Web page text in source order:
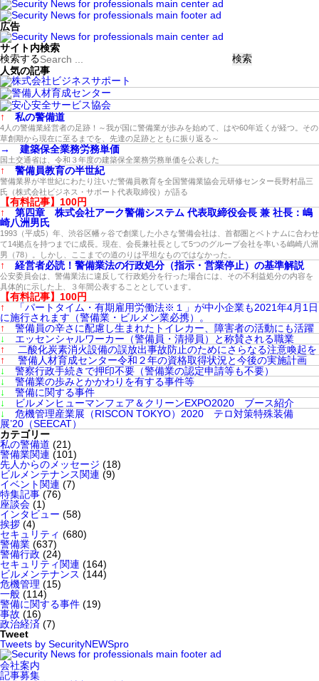
広告
サイト内検索
検索する
人気の記事
↑ 私の警備道
4人の警備業経営者の足跡！～我が国に警備業が歩みを始めて、はや60年近くが経つ。その
草創期から現在に至るまでを、先達の足跡とともに振り返る～
→ 建築保全業務労務単価
国土交通省は、令和３年度の建築保全業務労務単価を公表した
↑ 警備員教育の半世紀
警備業界が半世紀にわたり注いだ警備員教育を全国警備業協会元研修センター長野村晶三
氏（株式会社ビジネス・サポート代表取締役）が語る
【有料記事】100円
↑
第四章 株式会社アーク警備システム 代表取締役会長 兼 社長：嶋
崎八洲男氏
1993（平成5）年、渋谷区幡ヶ谷で創業した小さな警備会社は、首都圏とベトナムに合わせ
て14拠点を持つまでに成長。現在、会長兼社長として5つのグループ会社を率いる嶋崎八洲
男（78）。しかし、ここまでの道のりは平坦なものではなかった。
↑ 経営者必読！警備業法の行政処分（指示・営業停止）の基準解説
公安委員会は、警備業法に違反して行政処分を行った場合には、その不利益処分の内容を
具体的に示した上、３年間公表することとしています。
【有料記事】100円
↑
「パートタイム・有期雇用労働法※１」が中小企業も2021年4月1日
に施行されます（警備業・ビルメン業必携）。
↑
警備員の辛さに配慮し生まれたトイレカー、障害者の活動にも活躍
↓
エッセンシャルワーカー（警備員・清掃員）と称賛される職業
↑
二酸化炭素消火設備の誤放出事故防止のためにさらなる注意喚起を
↑
警備人材育成センター令和２年の資格取得状況と今後の実施計画
↓
警察行政手続きで押印不要（警備業の認定申請等も不要）
↓
警備業の歩みとかかわりを有する事件等
↓
警備に関する事件
↓
ビルメンヒューマンフェア＆クリーンEXPO2020 ブース紹介
↓
危機管理産業展（RISCON TOKYO）2020 テロ対策特殊装備
展’20（SEECAT）
カテゴリー
私の警備道 (21)
警備業関連 (101)
先人からのメッセージ (18)
ビルメンテナンス関連 (9)
イベント関連 (7)
特集記事 (76)
座談会 (1)
インタビュー (58)
挨拶 (4)
セキュリティ (680)
警備業 (637)
警備行政 (24)
セキュリティ関連 (164)
ビルメンテナンス (144)
危機管理 (15)
一般 (114)
警備に関する事件 (19)
事故 (16)
政治経済 (7)
Tweet
Tweets by SecurityNEWSpro
会社案内
記事募集